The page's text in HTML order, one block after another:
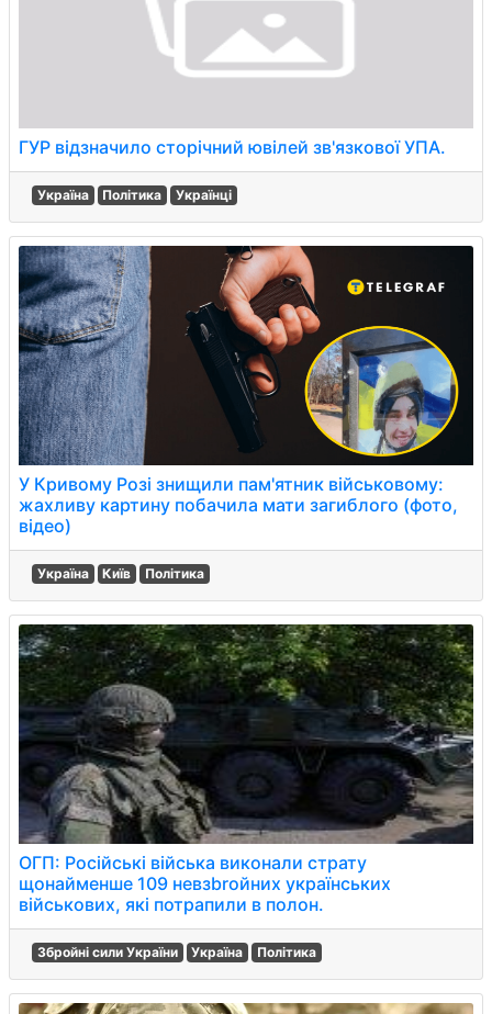
ГУР відзначило сторічний ювілей зв'язкової УПА.
Україна Політика Українці
У Кривому Розі знищили пам'ятник військовому:
жахливу картину побачила мати загиблого (фото,
відео)
Україна Київ Політика
ОГП: Російські війська виконали страту
щонайменше 109 невзbroйних українських
військових, які потрапили в полон.
Збройні сили України Україна Політика